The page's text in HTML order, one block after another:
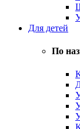
Для детей
По